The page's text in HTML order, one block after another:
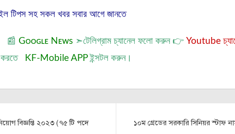
টিপস সহ সকল খবর সবার আগে জানতে
Gᴏᴏɢʟᴇ Nᴇᴡs➣টেলিগ্রাম চ্যানেলফলো করুন 👉Youtube
করতে
KF-Mobile APPইন্সটল করুন।
বিজ্ঞপ্তি ২০২৩ (৭৫ টি পদে
১০ম গ্রেডের সরকারি সিনিয়র স্টাফ